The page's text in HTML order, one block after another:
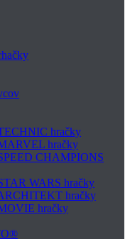
hračky
hračky
CHAMPIONS
WARS hračky
hračky
hračky